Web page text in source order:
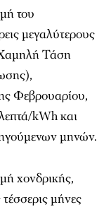
του
μεγαλύτερους
Χαμηλή Τάση
Φεβρουαρίου,
kWh και
μηνών.
χονδρικής,
μήνες